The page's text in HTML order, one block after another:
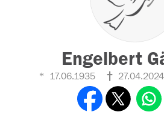
Engelbert
17.06.1935 27.04.2024